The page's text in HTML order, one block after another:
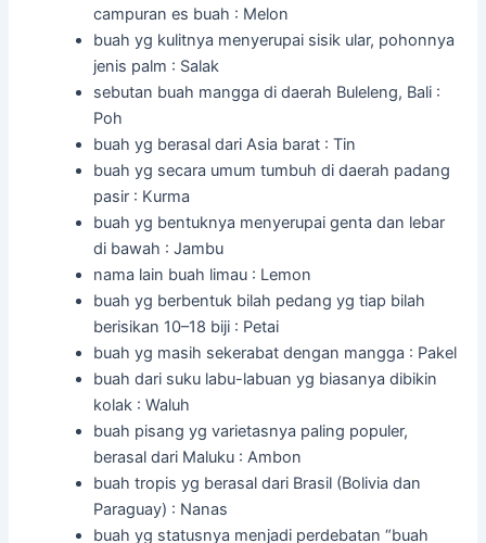
campuran es buah : Melon
buah yg kulitnya menyerupai sisik ular, pohonnya
jenis palm : Salak
sebutan buah mangga di daerah Buleleng, Bali :
Poh
buah yg berasal dari Asia barat : Tin
buah yg secara umum tumbuh di daerah padang
pasir : Kurma
buah yg bentuknya menyerupai genta dan lebar
di bawah : Jambu
nama lain buah limau : Lemon
buah yg berbentuk bilah pedang yg tiap bilah
berisikan 10–18 biji : Petai
buah yg masih sekerabat dengan mangga : Pakel
buah dari suku labu-labuan yg biasanya dibikin
kolak : Waluh
buah pisang yg varietasnya paling populer,
berasal dari Maluku : Ambon
buah tropis yg berasal dari Brasil (Bolivia dan
Paraguay) : Nanas
buah yg statusnya menjadi perdebatan “buah